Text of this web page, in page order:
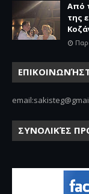
Από
της
ΣΥΝΟΛΙΚΈΣ